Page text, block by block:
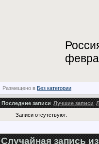
Размещено в Без категории
Последние записи Лучшие записи
Записи отсутствуют.
Случайная запись